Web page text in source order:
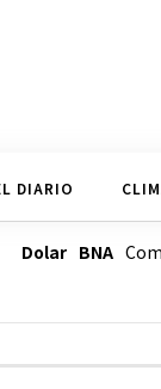
DIARIO
Dolar BNA